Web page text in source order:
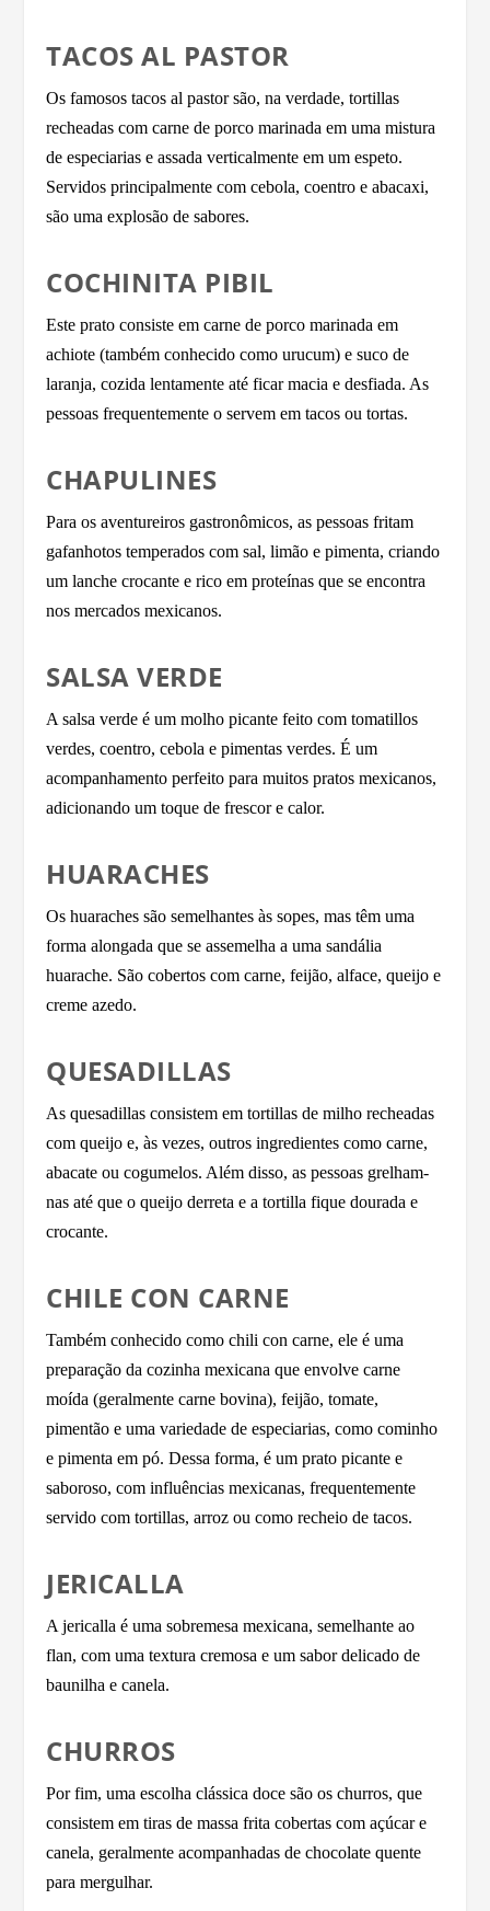
TACOS AL PASTOR
Os famosos tacos al pastor são, na verdade, tortillas
recheadas com carne de porco marinada em uma mistura
de especiarias e assada verticalmente em um espeto.
Servidos principalmente com cebola, coentro e abacaxi,
são uma explosão de sabores.
COCHINITA PIBIL
Este prato consiste em carne de porco marinada em
achiote (também conhecido como urucum) e suco de
laranja, cozida lentamente até ficar macia e desfiada. As
pessoas frequentemente o servem em tacos ou tortas.
CHAPULINES
Para os aventureiros gastronômicos, as pessoas fritam
gafanhotos temperados com sal, limão e pimenta, criando
um lanche crocante e rico em proteínas que se encontra
nos mercados mexicanos.
SALSA VERDE
A salsa verde é um molho picante feito com tomatillos
verdes, coentro, cebola e pimentas verdes. É um
acompanhamento perfeito para muitos pratos mexicanos,
adicionando um toque de frescor e calor.
HUARACHES
Os huaraches são semelhantes às sopes, mas têm uma
forma alongada que se assemelha a uma sandália
huarache. São cobertos com carne, feijão, alface, queijo e
creme azedo.
QUESADILLAS
As quesadillas consistem em tortillas de milho recheadas
com queijo e, às vezes, outros ingredientes como carne,
abacate ou cogumelos. Além disso, as pessoas grelham-
nas até que o queijo derreta e a tortilla fique dourada e
crocante.
CHILE CON CARNE
Também conhecido como chili con carne, ele é uma
preparação da cozinha mexicana que envolve carne
moída (geralmente carne bovina), feijão, tomate,
pimentão e uma variedade de especiarias, como cominho
e pimenta em pó. Dessa forma, é um prato picante e
saboroso, com influências mexicanas, frequentemente
servido com tortillas, arroz ou como recheio de tacos.
JERICALLA
A jericalla é uma sobremesa mexicana, semelhante ao
flan, com uma textura cremosa e um sabor delicado de
baunilha e canela.
CHURROS
Por fim, uma escolha clássica doce são os churros, que
consistem em tiras de massa frita cobertas com açúcar e
canela, geralmente acompanhadas de chocolate quente
para mergulhar.